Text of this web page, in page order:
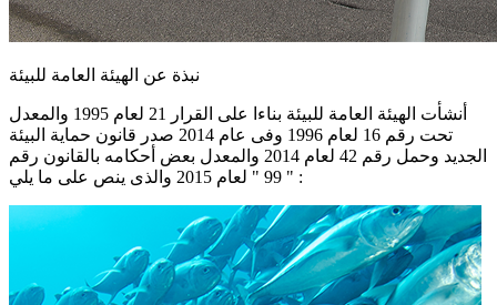
نبذة عن الهيئة العامة للبيئة
أنشأت الهيئة العامة للبيئة بناءا على القرار 21 لعام 1995 والمعدل
تحت رقم 16 لعام 1996 وفى عام 2014 صدر قانون حماية البيئة
الجديد وحمل رقم 42 لعام 2014 والمعدل بعض أحكامه بالقانون رقم
" 99 " لعام 2015 والذى ينص على ما يلي :